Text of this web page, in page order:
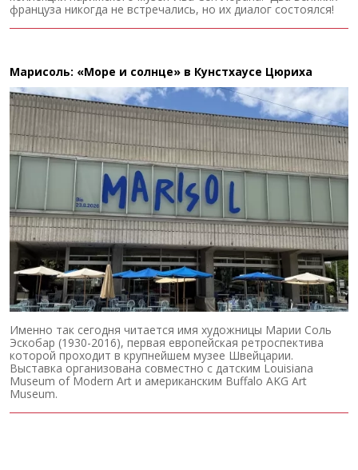
француза никогда не встречались, но их диалог состоялся!
Марисоль: «Море и солнце» в Кунстхаусе Цюриха
Именно так сегодня читается имя художницы Марии Соль
Эскобар (1930-2016), первая европейская ретроспектива
которой проходит в крупнейшем музее Швейцарии.
Выставка организована совместно с датским Louisiana
Museum of Modern Art и американским Buffalo AKG Art
Museum.